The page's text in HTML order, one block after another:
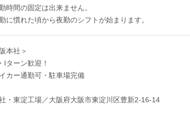
時間の固定は出来ません。
に慣れた頃から夜勤のシフトが始まります。
本社＞
ターン歓迎！
カー通勤可・駐車場完備
・東淀工場／大阪府大阪市東淀川区豊新2-16-14